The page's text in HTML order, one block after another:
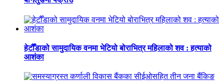
हेटौँडाको सामुदायिक वनमा भेटियो बोराभित्र महिलाको शव : हत्याको
आशंका